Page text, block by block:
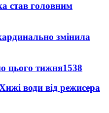
став головним
змінила
цього тижня1538
води від режисера